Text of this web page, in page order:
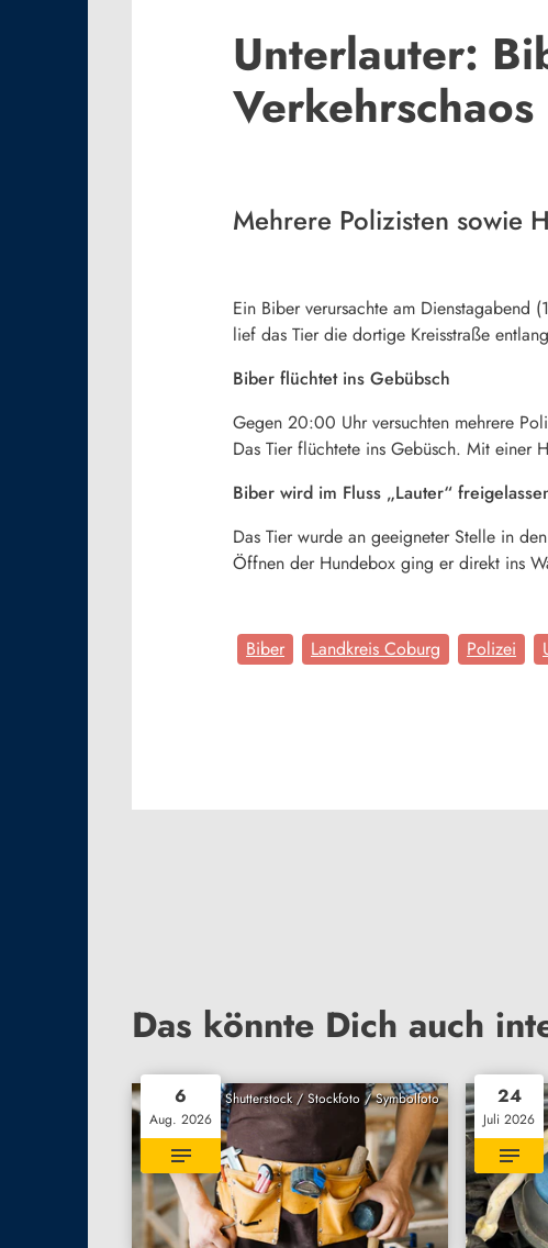
Unterlauter:
Verkehrschaos
Mehrere Polizisten sowie
Ein Biber verursachte am Dienstagabend
lief das Tier die dortige Kreisstraße
Biber flüchtet ins Gebübsch
Gegen 20:00 Uhr versuchten mehrere
Das Tier flüchtete ins Gebüsch. Mit einer
Biber wird im Fluss „Lauter“
Das Tier wurde an geeigneter Stelle in
Öffnen der Hundebox ging er direkt ins
Biber Landkreis Coburg Polizei
Das könnte Dich auch
Shutterstock / Stockfoto / Symbolfoto
6
Aug. 2026
24
Juli 2026